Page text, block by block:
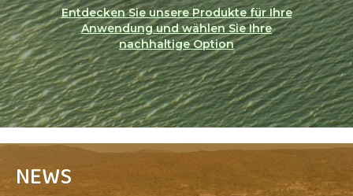
Entdecken Sie unsere Produkte für Ihre
Anwendung und wählen Sie Ihre
nachhaltige Option
NEWS